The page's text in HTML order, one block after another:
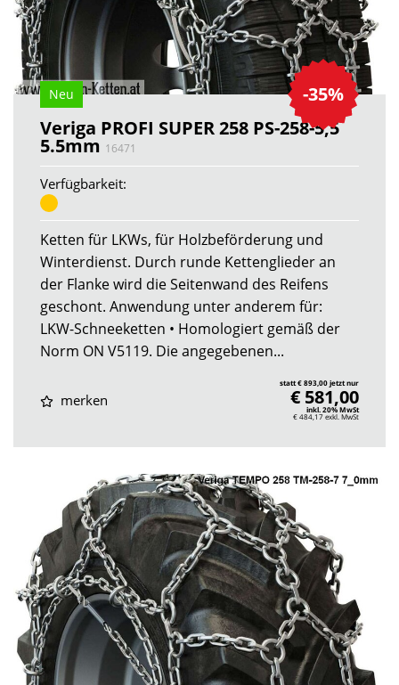
-35%
Neu
Veriga PROFI SUPER 258 PS-258-5,5
5.5mm 16471
Verfügbarkeit:
Ketten für LKWs, für Holzbeförderung und
Winterdienst. Durch runde Kettenglieder an
der Flanke wird die Seitenwand des Reifens
geschont. Anwendung unter anderem für:
LKW-Schneeketten • Homologiert gemäß der
Norm ON V5119. Die angegebenen...
merken
statt € 893,00 jetzt nur
€ 581,00
inkl. 20% MwSt
€ 484,17exkl. MwSt